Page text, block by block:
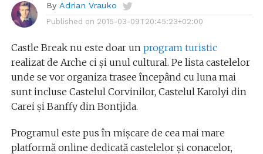
By Adrian Vrauko
Published on 2015-03-09T20:45:23+02:00
Castle Break nu este doar un program turistic
realizat de Arche ci și unul cultural. Pe lista castelelor
unde se vor organiza trasee începând cu luna mai
sunt incluse Castelul Corvinilor, Castelul Karolyi din
Carei și Banffy din Bontjida.
Programul este pus în mișcare de cea mai mare
platformă online dedicată castelelor și conacelor,